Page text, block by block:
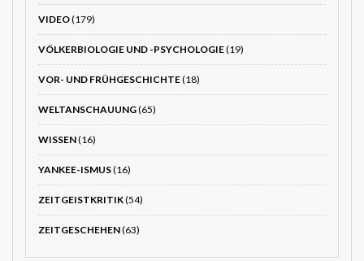
VIDEO(179)
VÖLKERBIOLOGIE UND -PSYCHOLOGIE(19)
VOR- UND FRÜHGESCHICHTE(18)
WELTANSCHAUUNG(65)
WISSEN(16)
YANKEE-ISMUS(16)
ZEITGEISTKRITIK(54)
ZEITGESCHEHEN(63)